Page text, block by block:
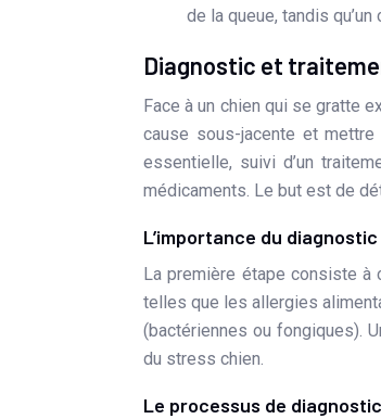
de la queue, tandis
Diagnostic et
Face à un chien qui se gratte
cause sous-jacente et
essentielle, suivi d’un
médicaments. Le but est de
L’importance du
La première étape consiste à
telles que les allergies
(bactériennes ou fongiques).
du stress chien.
Le processus de diagnostic